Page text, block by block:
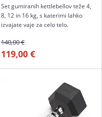
Set gumiranih kettlebellov teže 4,
8, 12 in 16 kg, s katerimi lahko
izvajate vaje za celo telo.
140,00 €
119,00 €